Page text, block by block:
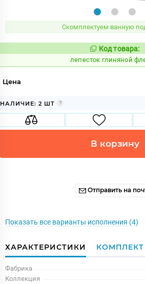
Скомплектуем ванную
Код товара:
лепесток глиняной
Цена
НАЛИЧИЕ: 2 ШТ
В корзину
Отправить на
Показать все варианты исполнения (4)
ХАРАКТЕРИСТИКИ
Фабрика
Коллекция